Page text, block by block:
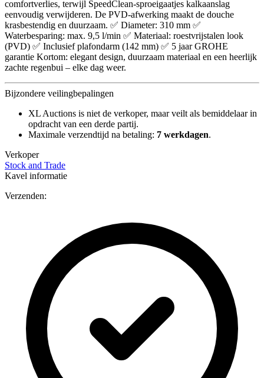
comfortverlies, terwijl SpeedClean-sproeigaatjes kalkaanslag
eenvoudig verwijderen. De PVD-afwerking maakt de douche
krasbestendig en duurzaam. ✅ Diameter: 310 mm ✅
Waterbesparing: max. 9,5 l/min ✅ Materiaal: roestvrijstalen look
(PVD) ✅ Inclusief plafondarm (142 mm) ✅ 5 jaar GROHE
garantie Kortom: elegant design, duurzaam materiaal en een heerlijk
zachte regenbui – elke dag weer.
Bijzondere veilingbepalingen
XL Auctions is niet de verkoper, maar veilt als bemiddelaar in
opdracht van een derde partij.
Maximale verzendtijd na betaling: 7 werkdagen.
Verkoper
Stock and Trade
Kavel informatie
Verzenden: